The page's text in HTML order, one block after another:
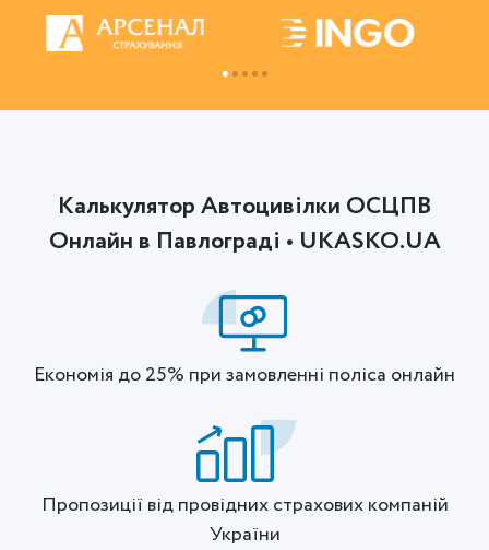
Калькулятор Автоцивілки ОСЦПВ
Онлайн в Павлограді • UKASKO.UA
Економія до 25% при замовленні поліса онлайн
Пропозиції від провідних страхових компаній
України